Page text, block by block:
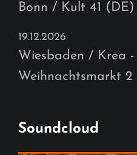
Bonn / Kult 41 (DE)
19.12.2026
Wiesbaden / Krea -
Weihnachtsmarkt 2
Soundcloud